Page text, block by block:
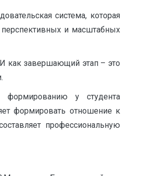
система, которая
перспективных и масштабных
И как завершающий этап – это
формированию у студента
формировать отношение к
профессиональную